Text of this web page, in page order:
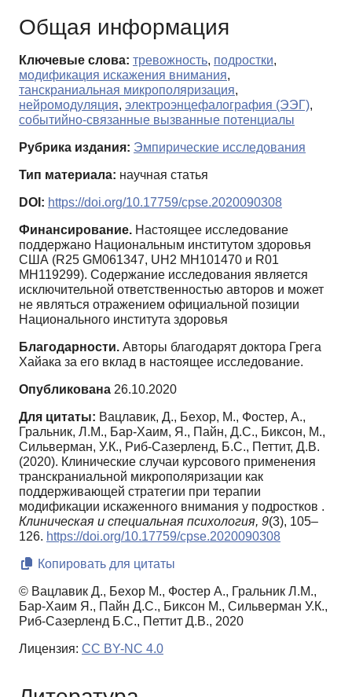
Общая информация
Ключевые слова: тревожность, подростки,
модификация искажения внимания,
танскраниальная микрополяризация,
нейромодуляция, электроэнцефалография (ЭЭГ),
событийно-связанные вызванные потенциалы
Рубрика издания: Эмпирические исследования
Тип материала: научная статья
DOI: https://doi.org/10.17759/cpse.2020090308
Финансирование. Настоящее исследование
поддержано Национальным институтом здоровья
США (R25 GM061347, UH2 MH101470 и R01
MH119299). Содержание исследования является
исключительной ответственностью авторов и может
не являться отражением официальной позиции
Национального института здоровья
Благодарности. Авторы благодарят доктора Грега
Хайака за его вклад в настоящее исследование.
Опубликована 26.10.2020
Для цитаты: Вацлавик, Д., Бехор, М., Фостер, А.,
Гральник, Л.М., Бар-Хаим, Я., Пайн, Д.С., Биксон, М.,
Сильверман, У.К., Риб-Сазерленд, Б.С., Петтит, Д.В.
(2020). Клинические случаи курсового применения
транскраниальной микрополяризации как
поддерживающей стратегии при терапии
модификации искаженного внимания у подростков .
Клиническая и специальная психология, 9(3), 105–
126. https://doi.org/10.17759/cpse.2020090308
Копировать для цитаты
© Вацлавик Д., Бехор М., Фостер А., Гральник Л.М.,
Бар-Хаим Я., Пайн Д.С., Биксон М., Сильверман У.К.,
Риб-Сазерленд Б.С., Петтит Д.В., 2020
Лицензия: CC BY-NC 4.0